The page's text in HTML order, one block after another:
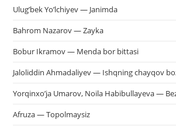
Ulug’bek Yo’lchiyev — Janimda
Bahrom Nazarov — Zayka
Bobur Ikramov — Menda bor bittasi
Jaloliddin Ahmadaliyev — Ishqning chayqov
Yorqinxo’ja Umarov, Noila Habibullayeva —
Afruza — Topolmaysiz